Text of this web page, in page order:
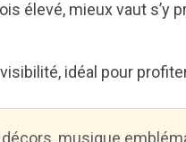
élevé, mieux vaut s’y
idéal pour
musique